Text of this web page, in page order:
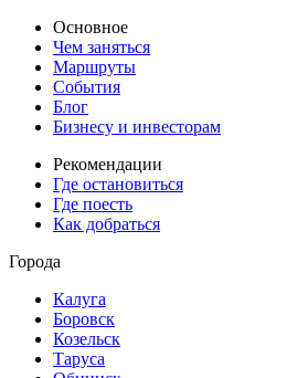
Основное
Чем заняться
Маршруты
События
Блог
Бизнесу и инвесторам
Рекомендации
Где остановиться
Где поесть
Как добраться
Города
Калуга
Боровск
Козельск
Таруса